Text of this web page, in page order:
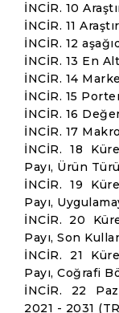
İNCİR. 10
İNCİR. 11
İNCİR. 12
İNCİR. 13 En
İNCİR. 14
İNCİR. 15
İNCİR. 16
İNCİR. 17
İNCİR. 18
Payı, Ürün
İNCİR. 19
Payı,
İNCİR. 20
Payı, Son
İNCİR. 21
Payı, Coğrafi
İNCİR. 22
2021 - 2031